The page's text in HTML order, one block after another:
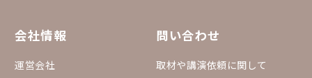
会社情報
運営会社
問い合わせ
取材や講演依頼に関して